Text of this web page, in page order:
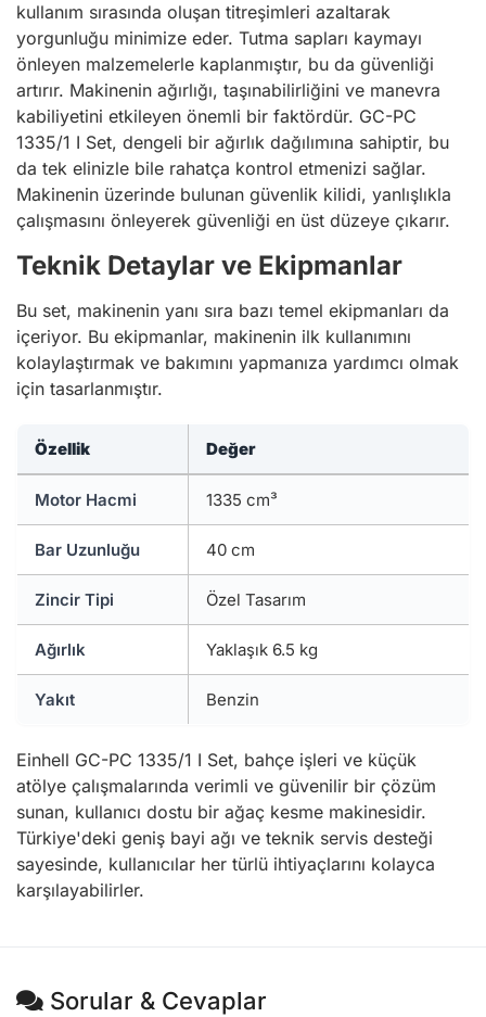
kullanım sırasında oluşan titreşimleri azaltarak
yorgunluğu minimize eder. Tutma sapları kaymayı
önleyen malzemelerle kaplanmıştır, bu da güvenliği
artırır. Makinenin ağırlığı, taşınabilirliğini ve manevra
kabiliyetini etkileyen önemli bir faktördür. GC-PC
1335/1 I Set, dengeli bir ağırlık dağılımına sahiptir, bu
da tek elinizle bile rahatça kontrol etmenizi sağlar.
Makinenin üzerinde bulunan güvenlik kilidi, yanlışlıkla
çalışmasını önleyerek güvenliği en üst düzeye çıkarır.
Teknik Detaylar ve Ekipmanlar
Bu set, makinenin yanı sıra bazı temel ekipmanları da
içeriyor. Bu ekipmanlar, makinenin ilk kullanımını
kolaylaştırmak ve bakımını yapmanıza yardımcı olmak
için tasarlanmıştır.
Özellik Değer
Motor Hacmi 1335 cm³
Bar Uzunluğu 40 cm
Zincir Tipi Özel Tasarım
Ağırlık Yaklaşık 6.5 kg
Yakıt Benzin
Einhell GC-PC 1335/1 I Set, bahçe işleri ve küçük
atölye çalışmalarında verimli ve güvenilir bir çözüm
sunan, kullanıcı dostu bir ağaç kesme makinesidir.
Türkiye'deki geniş bayi ağı ve teknik servis desteği
sayesinde, kullanıcılar her türlü ihtiyaçlarını kolayca
karşılayabilirler.
Sorular & Cevaplar